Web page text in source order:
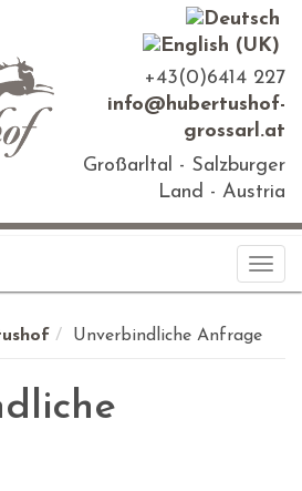
+43(0)6414 227
info@hubertushof-
grossarl.at
Großarltal - Salzburger
Land - Austria
Unverbindliche Anfrage